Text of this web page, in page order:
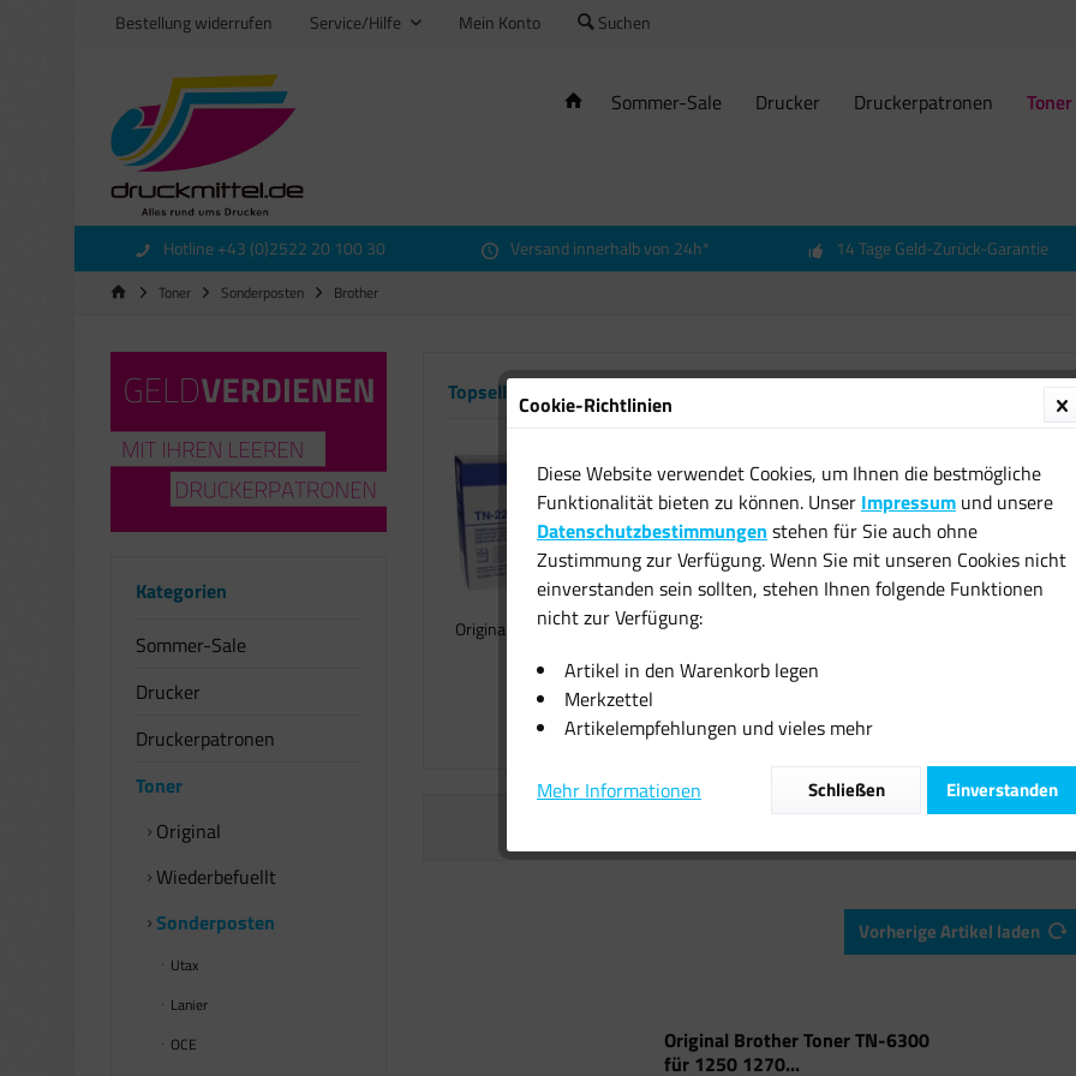
Bestellung widerrufen Service/Hilfe Mein Konto Suchen
Sommer-Sale Drucker Druckerpatronen Toner
Hotline +43 (0)2522 20 100 30 Versand innerhalb von 24h* 14 Tage Geld-Zurück-Garantie
Toner Sonderposten Brother
Kategorien
Sommer-Sale
Drucker
Druckerpatronen
Toner
Original
Wiederbefuellt
Sonderposten
Utax
Lanier
OCE
Topseller
Original Brother Toner TN-2220
56,99 € *
Original
HL-
Vorherige Artikel laden
Original Brother Toner TN-6300
für 1250 1270...
Cookie-Richtlinien
Diese Website verwendet Cookies, um Ihnen die bestmögliche
Funktionalität bieten zu können. Unser Impressum und unsere
Datenschutzbestimmungen stehen für Sie auch ohne
Zustimmung zur Verfügung. Wenn Sie mit unseren Cookies nicht
einverstanden sein sollten, stehen Ihnen folgende Funktionen
nicht zur Verfügung:
Artikel in den Warenkorb legen
Merkzettel
Artikelempfehlungen und vieles mehr
Mehr Informationen Einverstanden
Schließen